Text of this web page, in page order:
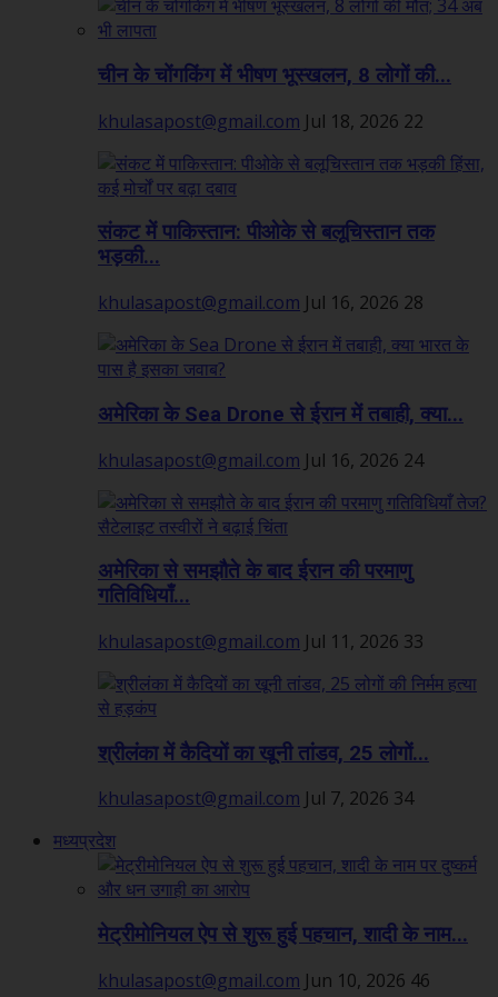
चीन के चोंगकिंग में भीषण भूस्खलन, 8 लोगों की...
khulasapost@gmail.com Jul 18, 2026 22
संकट में पाकिस्तान: पीओके से बलूचिस्तान तक
भड़की...
khulasapost@gmail.com Jul 16, 2026 28
अमेरिका के Sea Drone से ईरान में तबाही, क्या...
khulasapost@gmail.com Jul 16, 2026 24
अमेरिका से समझौते के बाद ईरान की परमाणु
गतिविधियाँ...
khulasapost@gmail.com Jul 11, 2026 33
श्रीलंका में कैदियों का खूनी तांडव, 25 लोगों...
khulasapost@gmail.com Jul 7, 2026 34
मध्यप्रदेश
मेट्रीमोनियल ऐप से शुरू हुई पहचान, शादी के नाम...
khulasapost@gmail.com Jun 10, 2026 46